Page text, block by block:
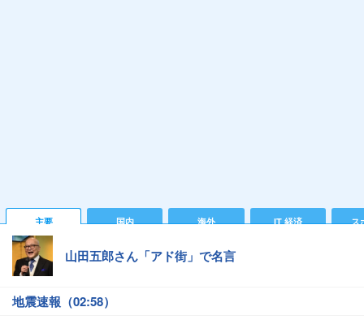
主要 国内 海外 IT 経済 ス
山田五郎さん「アド街」で名言
地震速報（02:58）